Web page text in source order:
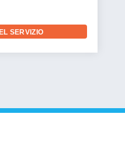
SERVIZIO